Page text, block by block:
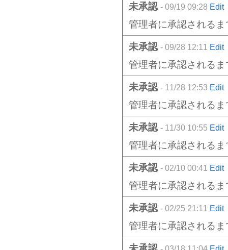
未承認 - 09/19 09:28 Edit
管理者に承認される
未承認 - 09/28 12:11 Edit
管理者に承認される
未承認 - 11/28 12:53 Edit
管理者に承認される
未承認 - 11/30 10:55 Edit
管理者に承認される
未承認 - 02/10 00:41 Edit
管理者に承認される
未承認 - 02/25 21:11 Edit
管理者に承認される